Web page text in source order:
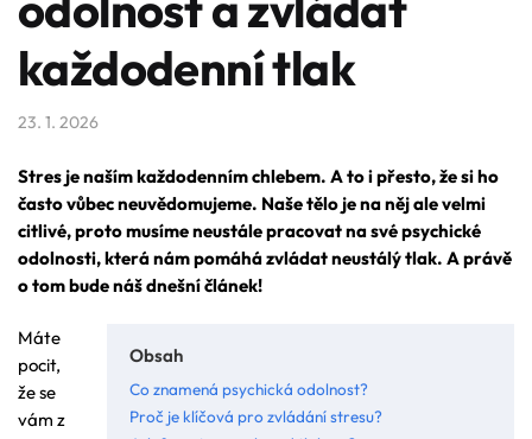
každodenní tlak
23. 1. 2026
Stres je naším každodenním chlebem. A to i přesto, že si ho
často vůbec neuvědomujeme. Naše tělo je na něj ale velmi
citlivé, proto musíme neustále pracovat na své psychické
odolnosti, která nám pomáhá zvládat neustálý tlak. A právě
o tom bude náš dnešní článek!
Obsah
Co znamená psychická odolnost?
Proč je klíčová pro zvládání stresu?
Máte
pocit,
že se
vám z